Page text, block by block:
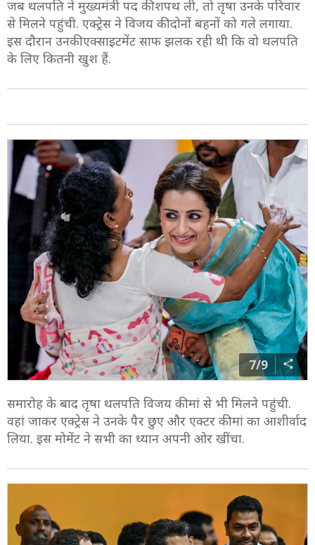
जब थलपति ने मुख्यमंत्री पद की शपथ ली, तो तृषा उनके परिवार
से मिलने पहुंची. एक्ट्रेस ने विजय की दोनों बहनों को गले लगाया.
इस दौरान उनकी एक्साइटमेंट साफ झलक रही थी कि वो थलपति
के लिए कितनी खुश हैं.
7/9
समारोह के बाद तृषा थलपति विजय की मां से भी मिलने पहुंची.
वहां जाकर एक्ट्रेस ने उनके पैर छुए और एक्टर की मां का आशीर्वाद
लिया. इस मोमेंट ने सभी का ध्यान अपनी ओर खींचा.